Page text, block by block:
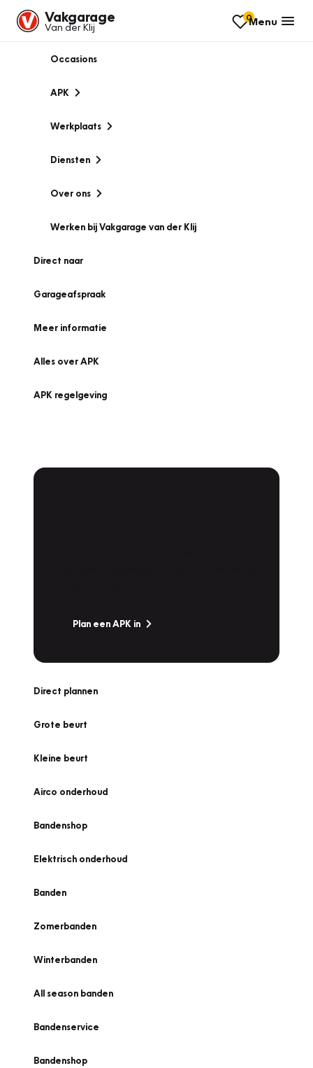
Vakgarage
Van der Klij
0Menu
Occasions
APK
Werkplaats
Diensten
Over ons
Werken bij Vakgarage van der Klij
Direct naar
Garageafspraak
Meer informatie
Alles over APK
APK regelgeving
Plan een APK in
Direct plannen
Grote beurt
Kleine beurt
Airco onderhoud
Bandenshop
Elektrisch onderhoud
Banden
Zomerbanden
Winterbanden
All season banden
Bandenservice
Bandenshop